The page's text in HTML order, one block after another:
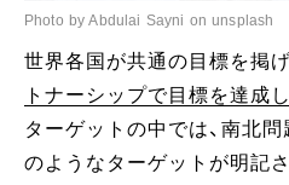
Photo by Abdulai Sayni on unsplash
世界各国が共通の目標を掲げ
トナーシップで目標を達成
ターゲットの中では、南北
のようなターゲットが明記